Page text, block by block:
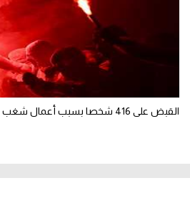
القبض على 416 شخصا بسبب أعمال شغب خلال احتفالات سان جيرمان